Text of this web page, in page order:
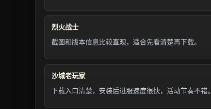
烈火战士
截图和版本信息比较直观，适合先看清楚再下载。
沙城老玩家
下载入口清楚，安装后进服速度很快，活动节奏不错。